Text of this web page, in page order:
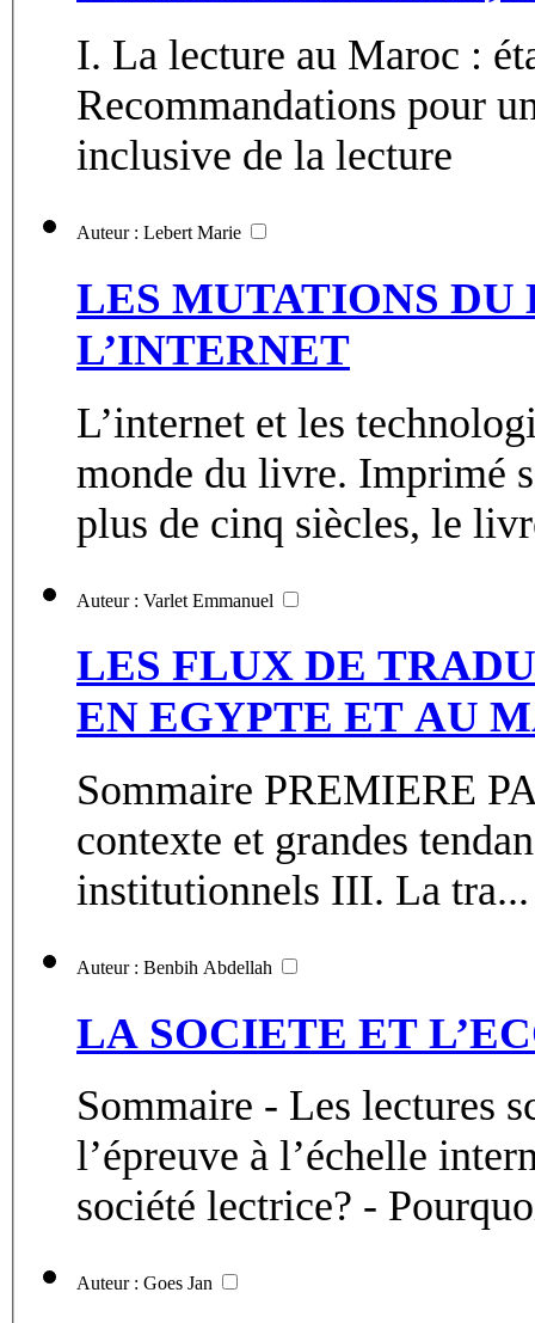
I. La lecture au Maroc : état des lieux
Recommandations pour
inclusive de la lecture
Auteur : Lebert Marie
LES MUTATIONS DU
L’INTERNET
L’internet et les
monde du livre. Imprimé
plus de cinq siècles, le
Auteur : Varlet Emmanuel
LES FLUX DE
EN EGYPTE ET AU
Sommaire PREMIERE PARTIE : EGYPTE I. Eléments de
contexte et grandes tendances
institutionnels III. La tra...
Auteur : Benbih Abdellah
LA SOCIETE ET
Sommaire - Les lectures
l’épreuve à l’échelle
société lectrice? -
Auteur : Goes Jan